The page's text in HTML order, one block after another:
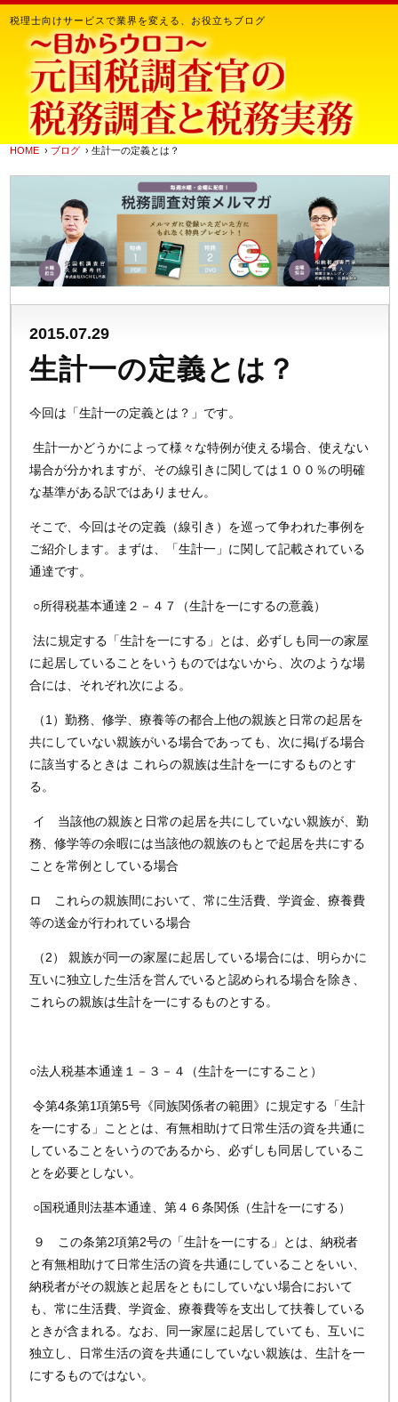
税理士向けサービスで業界を変える、お役立ちブログ
HOME › ブログ › 生計一の定義とは？
2015.07.29
生計一の定義とは？
今回は「生計一の定義とは？」です。
生計一かどうかによって様々な特例が使える場合、使えない
場合が分かれますが、その線引きに関しては１００％の明確
な基準がある訳ではありません。
そこで、今回はその定義（線引き）を巡って争われた事例を
ご紹介します。まずは、「生計一」に関して記載されている
通達です。
○所得税基本通達２－４７（生計を一にするの意義）
法に規定する「生計を一にする」とは、必ずしも同一の家屋
に起居していることをいうものではないから、次のような場
合には、それぞれ次による。
（1）勤務、修学、療養等の都合上他の親族と日常の起居を
共にしていない親族がいる場合であっても、次に掲げる場合
に該当するときは これらの親族は生計を一にするものとす
る。
イ 当該他の親族と日常の起居を共にしていない親族が、勤
務、修学等の余暇には当該他の親族のもとで起居を共にする
ことを常例としている場合
ロ これらの親族間において、常に生活費、学資金、療養費
等の送金が行われている場合
（2） 親族が同一の家屋に起居している場合には、明らかに
互いに独立した生活を営んでいると認められる場合を除き、
これらの親族は生計を一にするものとする。
○法人税基本通達１－３－４（生計を一にすること）
令第4条第1項第5号《同族関係者の範囲》に規定する「生計
を一にする」こととは、有無相助けて日常生活の資を共通に
していることをいうのであるから、必ずしも同居しているこ
とを必要としない。
○国税通則法基本通達、第４６条関係（生計を一にする）
９ この条第2項第2号の「生計を一にする」とは、納税者
と有無相助けて日常生活の資を共通にしていることをいい、
納税者がその親族と起居をともにしていない場合において
も、常に生活費、学資金、療養費等を支出して扶養している
ときが含まれる。なお、同一家屋に起居していても、互いに
独立し、日常生活の資を共通にしていない親族は、生計を一
にするものではない。